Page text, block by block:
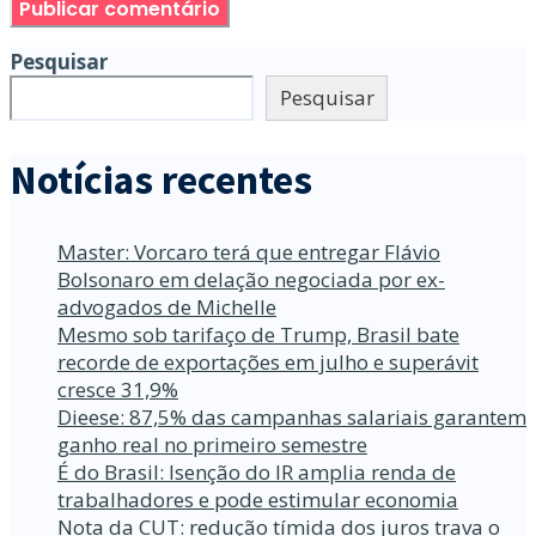
Pesquisar
Pesquisar
Notícias recentes
Master: Vorcaro terá que entregar Flávio
Bolsonaro em delação negociada por ex-
advogados de Michelle
Mesmo sob tarifaço de Trump, Brasil bate
recorde de exportações em julho e superávit
cresce 31,9%
Dieese: 87,5% das campanhas salariais garantem
ganho real no primeiro semestre
É do Brasil: Isenção do IR amplia renda de
trabalhadores e pode estimular economia
Nota da CUT: redução tímida dos juros trava o